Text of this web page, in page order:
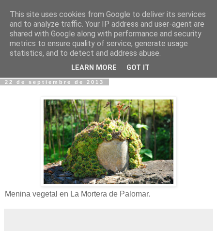
Fotos y Cosas
Miguel Sáenz de Santa María Elizalde
"Un blog es como un diario, pero sin candado".
22 de septiembre de 2013
Menina vegetal en La Mortera de Palomar.
This site uses cookies from Google to deliver its services
and to analyze traffic. Your IP address and user-agent are
shared with Google along with performance and security
metrics to ensure quality of service, generate usage
statistics, and to detect and address abuse.
LEARN MORE GOT IT